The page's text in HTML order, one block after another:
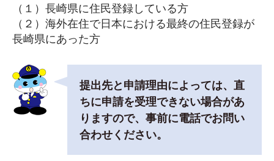
（１）長崎県に住民登録している方
（２）海外在住で日本における最終の住民登録が
長崎県にあった方
提出先と申請理由によっては、直
ちに申請を受理できない場合があ
りますので、事前に電話でお問い
合わせください。